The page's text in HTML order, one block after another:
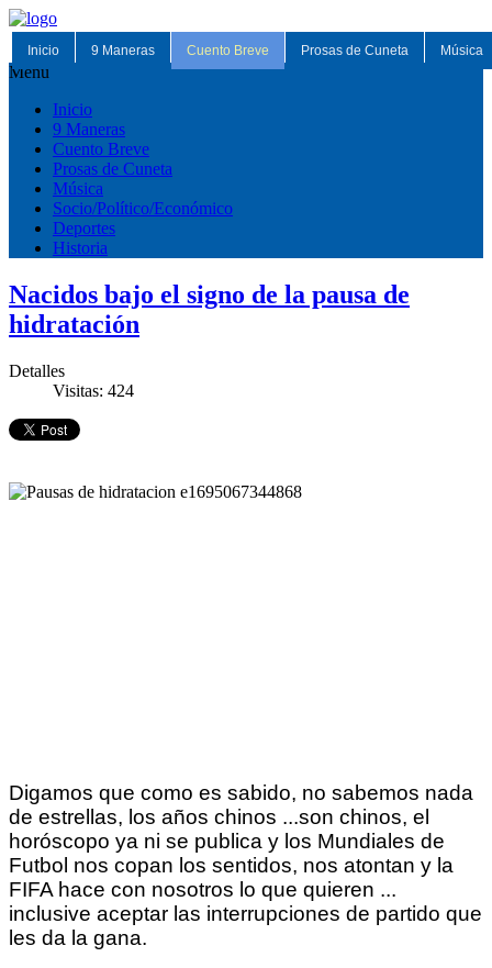
Inicio 9 Maneras Cuento Breve Prosas de Cuneta Música
Menu
Inicio
9 Maneras
Cuento Breve
Prosas de Cuneta
Música
Socio/Político/Económico
Deportes
Historia
Nacidos bajo el signo de la pausa de
hidratación
Detalles
Visitas: 424
Digamos que como es sabido, no sabemos nada
de estrellas, los años chinos ...son chinos, el
horóscopo ya ni se publica y los Mundiales de
Futbol nos copan los sentidos, nos atontan y la
FIFA hace con nosotros lo que quieren ...
inclusive aceptar las interrupciones de partido que
les da la gana.